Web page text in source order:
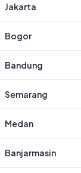
Jakarta
Bogor
Bandung
Semarang
Medan
Banjarmasin